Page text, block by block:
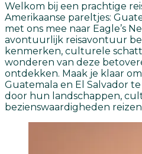
Welkom bij een prachtige
Amerikaanse pareltjes:
met ons mee naar Eagle’s
avontuurlijk reisavontuur
kenmerken, culturele
wonderen van deze
ontdekken. Maak je klaar
Guatemala en El Salvador
door hun landschappen,
bezienswaardigheden